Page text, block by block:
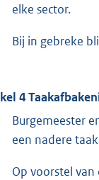
elke sector.
Bij in gebreke
4
Burgemeester
een nadere
Op voorstel